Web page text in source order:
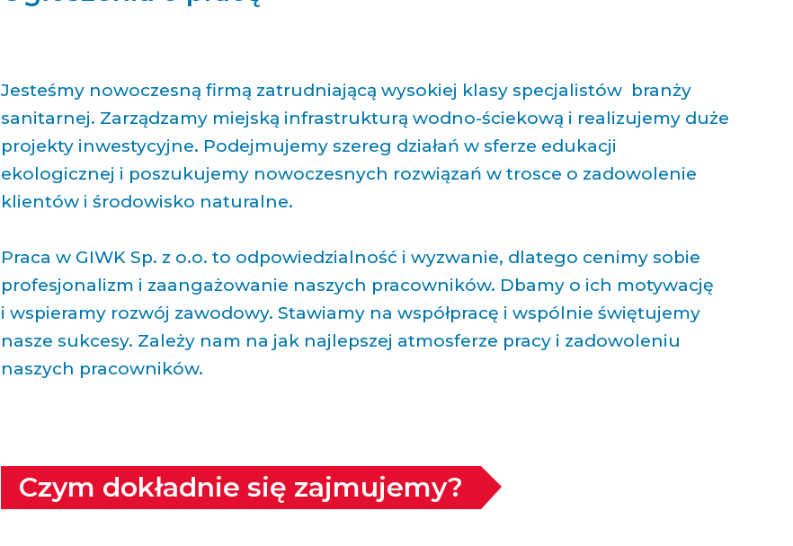
Jesteśmy nowoczesną firmą zatrudniającą wysokiej klasy specjalistów branży
sanitarnej. Zarządzamy miejską infrastrukturą wodno-ściekową i realizujemy duże
projekty inwestycyjne. Podejmujemy szereg działań w sferze edukacji
ekologicznej i poszukujemy nowoczesnych rozwiązań w trosce o zadowolenie
klientów i środowisko naturalne.
Praca w GIWK Sp. z o.o. to odpowiedzialność i wyzwanie, dlatego cenimy sobie
profesjonalizm i zaangażowanie naszych pracowników. Dbamy o ich motywację
i wspieramy rozwój zawodowy. Stawiamy na współpracę i wspólnie świętujemy
nasze sukcesy. Zależy nam na jak najlepszej atmosferze pracy i zadowoleniu
naszych pracowników.
Czym dokładnie się zajmujemy?